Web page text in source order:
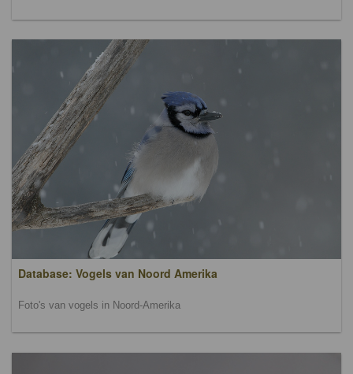
Database: Vogels van Noord Amerika
Foto's van vogels in Noord-Amerika